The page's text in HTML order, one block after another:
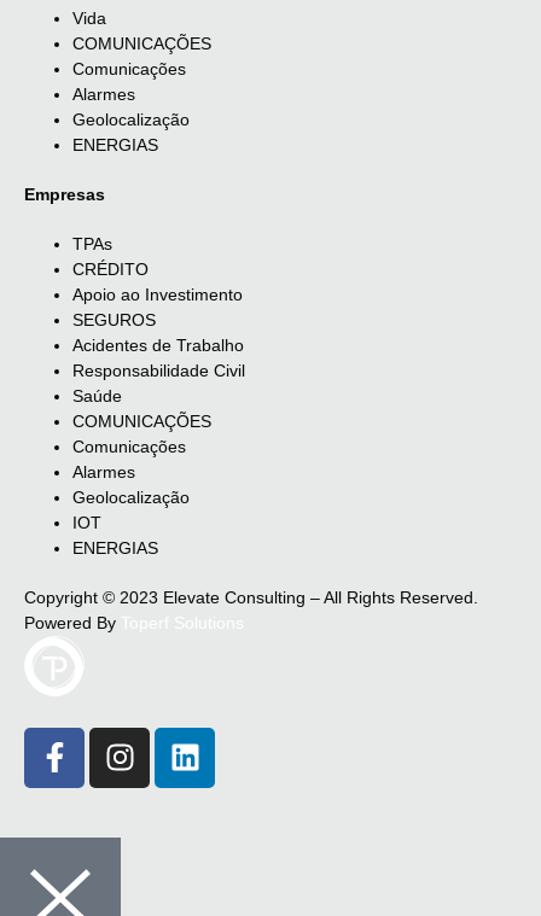
Vida
COMUNICAÇÕES
Comunicações
Alarmes
Geolocalização
ENERGIAS
Empresas
TPAs
CRÉDITO
Apoio ao Investimento
SEGUROS
Acidentes de Trabalho
Responsabilidade Civil
Saúde
COMUNICAÇÕES
Comunicações
Alarmes
Geolocalização
IOT
ENERGIAS
Copyright © 2023 Elevate Consulting – All Rights Reserved.
Powered By